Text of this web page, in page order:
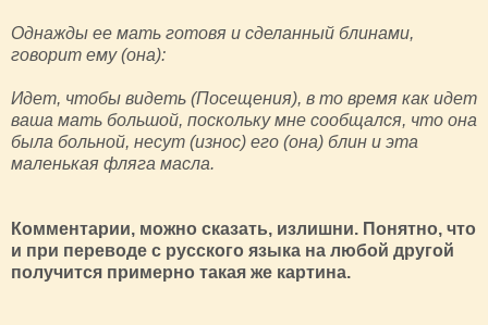
Однажды ее мать готовя и сделанный блинами,
говорит ему (она):
Идет, чтобы видеть (Посещения), в то время как идет
ваша мать большой, поскольку мне сообщался, что она
была больной, несут (износ) его (она) блин и эта
маленькая фляга масла.
Комментарии, можно сказать, излишни. Понятно, что
и при переводе с русского языка на любой другой
получится примерно такая же картина.